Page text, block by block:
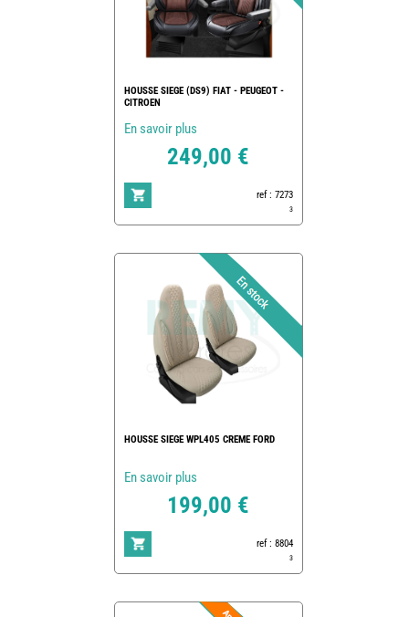
HOUSSE SIEGE (DS9) FIAT - PEUGEOT -
CITROEN
En savoir plus
249,00 €
ref : 7273
3
HOUSSE SIEGE WPL405 CREME FORD
En savoir plus
199,00 €
ref : 8804
3